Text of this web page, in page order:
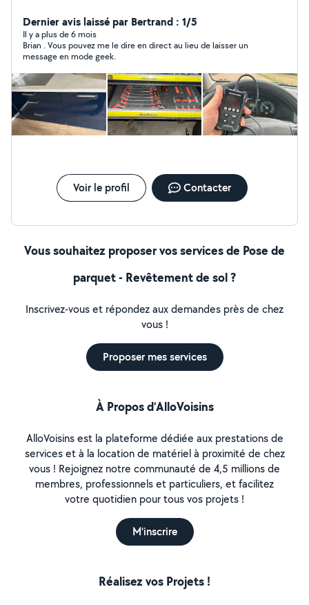
de connaissances et d'outils machine à pneus
équilibreurs repoussés piston diag voiture etc. Niveau
bricolage je touche à tous ( déjà rénover 2 maisons
complètes)
Dernier avis laissé par Bertrand : 1/5
Il y a plus de 6 mois
Brian . Vous pouvez me le dire en direct au lieu de laisser un
message en mode geek.
Voir le profil Contacter
Vous souhaitez proposer vos services de Pose de
parquet - Revêtement de sol ?
Inscrivez-vous et répondez aux demandes près de chez
vous !
Proposer mes services
À Propos d’AlloVoisins
AlloVoisins est la plateforme dédiée aux prestations de
services et à la location de matériel à proximité de chez
vous ! Rejoignez notre communauté de 4,5 millions de
membres, professionnels et particuliers, et facilitez
votre quotidien pour tous vos projets !
M'inscrire
Réalisez vos Projets !